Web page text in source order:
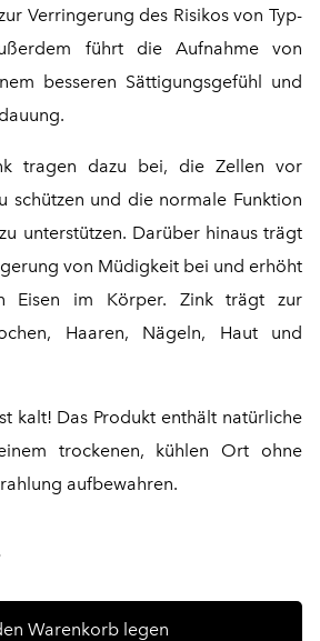
Verringerung des Risikos von Typ-
führt die Aufnahme von
besseren Sättigungsgefühl und
tragen dazu bei, die Zellen vor
schützen und die normale Funktion
unterstützen. Darüber hinaus trägt
von Müdigkeit bei und erhöht
Eisen im Körper. Zink trägt zur
Haaren, Nägeln, Haut und
kalt! Das Produkt enthält natürliche
trockenen, kühlen Ort ohne
aufbewahren.
Warenkorb legen